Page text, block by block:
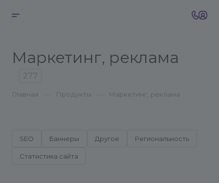
Маркетинг, реклама
277
Главная Продукты Маркетинг, реклама
SEO Баннеры Другое Региональность
Статистика сайта